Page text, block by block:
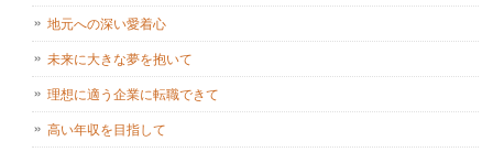
地元への深い愛着心
未来に大きな夢を抱いて
理想に適う企業に転職できて
高い年収を目指して